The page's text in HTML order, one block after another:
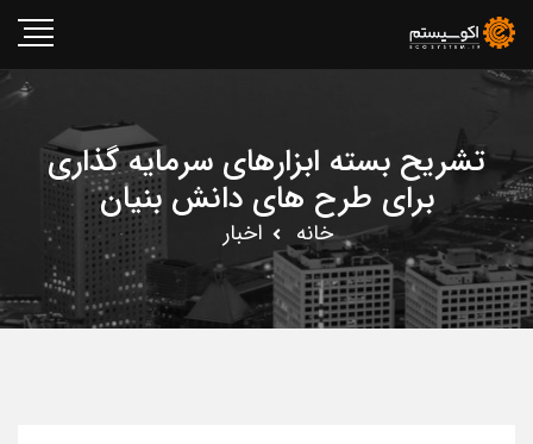
تشریح بسته ابزارهای سرمایه گذاری
برای طرح های دانش بنیان
خانه اخبار